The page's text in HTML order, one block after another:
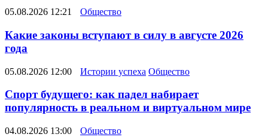
05.08.2026 12:21 Общество
Какие законы вступают в силу в августе 2026
года
05.08.2026 12:00 Истории успеха Общество
Спорт будущего: как падел набирает
популярность в реальном и виртуальном мире
04.08.2026 13:00 Общество